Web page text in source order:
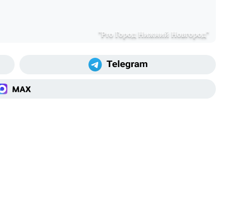
"Pro Город Нижний Новгород"